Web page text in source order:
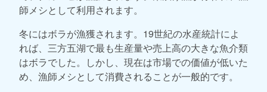
師メシとして利用されます。
冬にはボラが漁獲されます。19世紀の水産統計によ
れば、三方五湖で最も生産量や売上高の大きな魚介類
はボラでした。しかし、現在は市場での価値が低いた
め、漁師メシとして消費されることが一般的です。